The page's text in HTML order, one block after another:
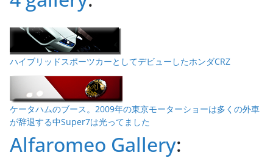
ハイブリッドスポーツカーとしてデビューしたホンダCRZ
ケータハムのブース。2009年の東京モーターショーは多くの外車
が辞退する中Super7は光ってました
Alfaromeo Gallery: